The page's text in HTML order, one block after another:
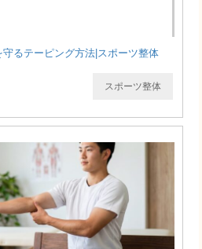
守るテーピング方法|スポーツ整体
スポーツ整体